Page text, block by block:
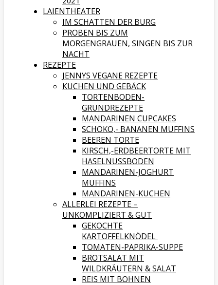
LAIENTHEATER
IM SCHATTEN DER BURG
PROBEN BIS ZUM
MORGENGRAUEN, SINGEN BIS ZUR
NACHT
REZEPTE
JENNYS VEGANE REZEPTE
KUCHEN UND GEBÄCK
TORTENBODEN-
GRUNDREZEPTE
MANDARINEN CUPCAKES
SCHOKO,- BANANEN MUFFINS
BEEREN TORTE
KIRSCH,-ERDBEERTORTE MIT
HASELNUSSBODEN
MANDARINEN-JOGHURT
MUFFINS
MANDARINEN-KUCHEN
ALLERLEI REZEPTE –
UNKOMPLIZIERT & GUT
GEKOCHTE
KARTOFFELKNÖDEL
TOMATEN-PAPRIKA-SUPPE
BROTSALAT MIT
WILDKRÄUTERN & SALAT
REIS MIT BOHNEN